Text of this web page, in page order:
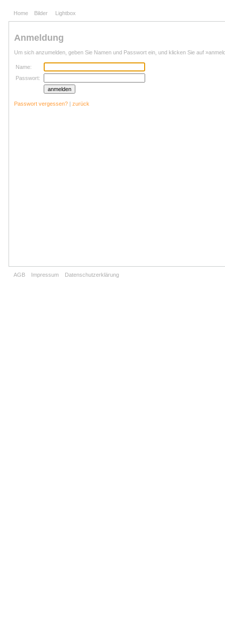
Home Bilder Lightbox
AGB Impressum Datenschutzerklärung
Anmeldung
Um sich anzumelden, geben Sie Namen und Passwort ein, und klicken Sie auf
Name:
Passwort:
Passwort vergessen? | zurück